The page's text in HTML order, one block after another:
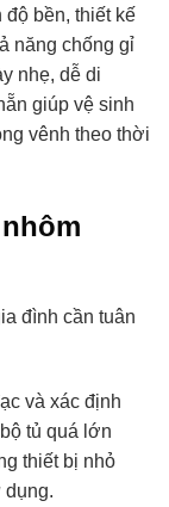
độ bền, thiết kế
năng chống gỉ
nhẹ, dễ di
giúp vệ sinh
vênh theo thời
đình cần tuân
và xác định
tủ quá lớn
thiết bị nhỏ